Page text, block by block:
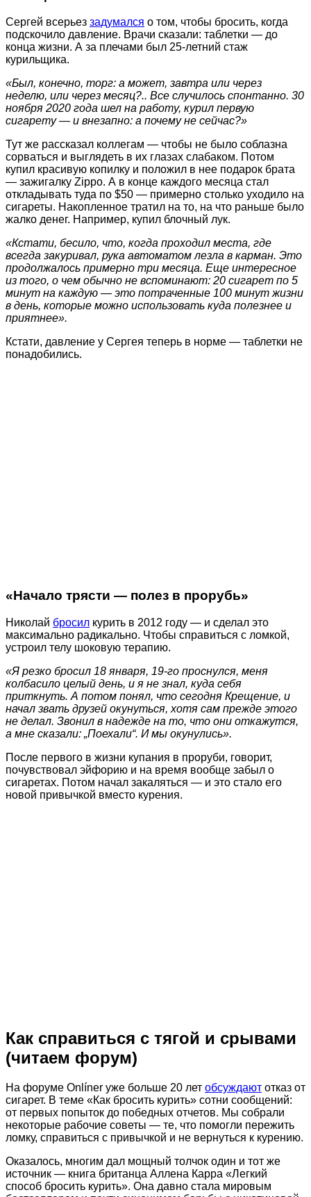
Сергей всерьез задумался о том, чтобы бросить, когда
подскочило давление. Врачи сказали: таблетки — до
конца жизни. А за плечами был 25-летний стаж
курильщика.
«Был, конечно, торг: а может, завтра или через
неделю, или через месяц?.. Все случилось спонтанно. 30
ноября 2020 года шел на работу, курил первую
сигарету — и внезапно: а почему не сейчас?»
Тут же рассказал коллегам — чтобы не было соблазна
сорваться и выглядеть в их глазах слабаком. Потом
купил красивую копилку и положил в нее подарок брата
— зажигалку Zippo. А в конце каждого месяца стал
откладывать туда по $50 — примерно столько уходило на
сигареты. Накопленное тратил на то, на что раньше было
жалко денег. Например, купил блочный лук.
«Кстати, бесило, что, когда проходил места, где
всегда закуривал, рука автоматом лезла в карман. Это
продолжалось примерно три месяца. Еще интересное
из того, о чем обычно не вспоминают: 20 сигарет по 5
минут на каждую — это потраченные 100 минут жизни
в день, которые можно использовать куда полезнее и
приятнее».
Кстати, давление у Сергея теперь в норме — таблетки не
понадобились.
«Начало трясти — полез в прорубь»
Николай бросил курить в 2012 году — и сделал это
максимально радикально. Чтобы справиться с ломкой,
устроил телу шоковую терапию.
«Я резко бросил 18 января, 19-го проснулся, меня
колбасило целый день, и я не знал, куда себя
приткнуть. А потом понял, что сегодня Крещение, и
начал звать друзей окунуться, хотя сам прежде этого
не делал. Звонил в надежде на то, что они откажутся,
а мне сказали: „Поехали“. И мы окунулись».
После первого в жизни купания в проруби, говорит,
почувствовал эйфорию и на время вообще забыл о
сигаретах. Потом начал закаляться — и это стало его
новой привычкой вместо курения.
Как справиться с тягой и срывами
(читаем форум)
На форуме Onlíner уже больше 20 лет обсуждают отказ от
сигарет. В теме «Как бросить курить» сотни сообщений:
от первых попыток до победных отчетов. Мы собрали
некоторые рабочие советы — те, что помогли пережить
ломку, справиться с привычкой и не вернуться к курению.
Оказалось, многим дал мощный толчок один и тот же
источник — книга британца Аллена Карра «Легкий
способ бросить курить». Она давно стала мировым